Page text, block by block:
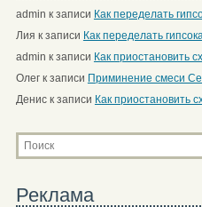
admin к записи Как переделать
Лия к записи Как переделать
admin к записи Как приостановить
Олегк записи Приминение смеси
Дениск записи Как приостановить
Реклама